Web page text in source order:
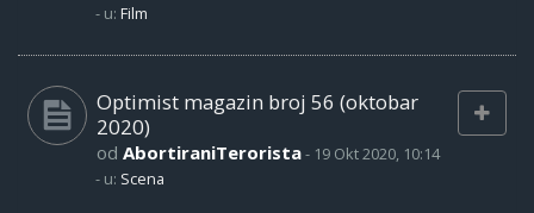
- u: Film
Optimist magazin broj 56 (oktobar
2020)
od AbortiraniTerorista- 19 Okt 2020, 10:14
- u: Scena